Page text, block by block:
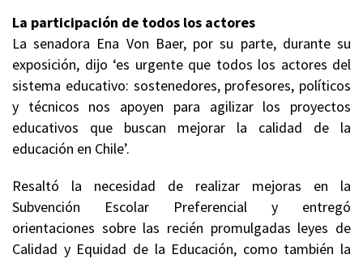
La participación de todos los actores
La senadora Ena Von Baer, por su parte, durante su
exposición, dijo ‘es urgente que todos los actores del
sistema educativo: sostenedores, profesores, políticos
y técnicos nos apoyen para agilizar los proyectos
educativos que buscan mejorar la calidad de la
educación en Chile’.
Resaltó la necesidad de realizar mejoras en la
Subvención Escolar Preferencial y entregó
orientaciones sobre las recién promulgadas leyes de
Calidad y Equidad de la Educación, como también la